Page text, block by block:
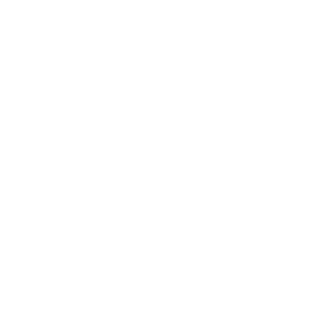
vybudoval
dodavatele